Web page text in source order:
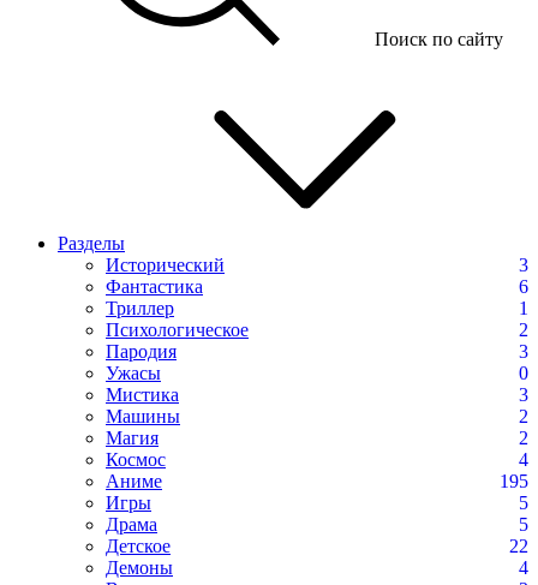
Поиск по сайту
Разделы
Исторический
3
Фантастика
6
Триллер
1
Психологическое
2
Пародия
3
Ужасы
0
Мистика
3
Машины
2
Магия
2
Космос
4
Аниме
195
Игры
5
Драма
5
Детское
22
Демоны
4